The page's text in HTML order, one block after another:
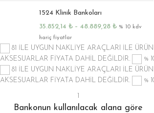
1524 Klinik Bankoları
35.852,14 ₺ – 48.889,28 ₺ % 10 kdv
hariç fiyatlar
81 İLE UYGUN NAKLİYE ARAÇLARI İLE
AKSESUARLAR FİYATA DAHİL DEĞİLDİR.
%
81 İLE UYGUN NAKLİYE ARAÇLARI İLE
AKSESUARLAR FİYATA DAHİL DEĞİLDİR.
%
1
Bankonun kullanılacak alana göre